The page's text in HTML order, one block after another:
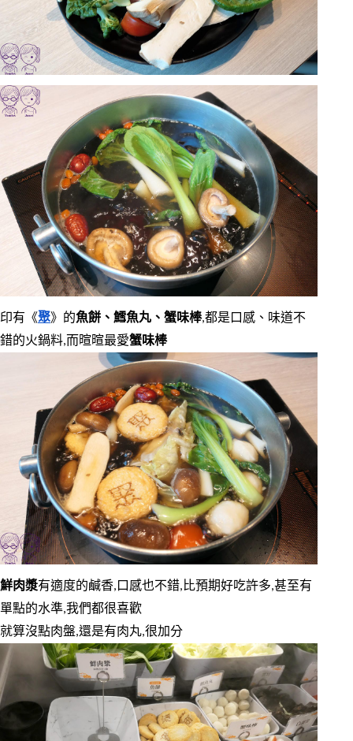
印有《聚》的魚餅、鱈魚丸、蟹味棒,都是口感、味道不
錯的火鍋料,而暄暄最愛蟹味棒
鮮肉漿有適度的鹹香,口感也不錯,比預期好吃許多,甚至有
單點的水準,我們都很喜歡
就算沒點肉盤,還是有肉丸,很加分